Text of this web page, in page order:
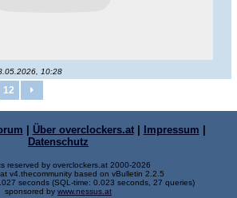
10:28
12
Über overclockers.at| Impressum
Datenschutz
reserved by overclockers.at 2000-2026
v4.thecommunity based on vBulletin 2.2.5
seconds (SQL-time: 0.023 seconds, 27 queries)
sponsored by www.nessus.at